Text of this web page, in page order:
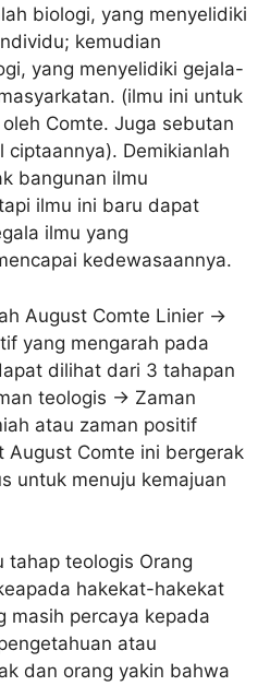
biologi, yang menyelidiki
kemudian
yang menyelidiki gejala-
(ilmu ini untuk
Comte. Juga sebutan
ciptaannya). Demikianlah
bangunan ilmu
ilmu ini baru dapat
ilmu yang
kedewasaannya.
August Comte Linier ->
yang mengarah pada
dilihat dari 3 tahapan
teologis -> Zaman
atau zaman positif
August Comte ini bergerak
untuk menuju kemajuan
tahap teologis Orang
hakekat-hakekat
masih percaya kepada
atau
dan orang yakin bahwa